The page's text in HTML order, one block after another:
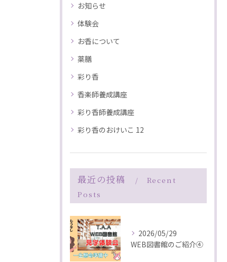
お知らせ
体験会
お香について
薬膳
彩り香
香楽師養成講座
彩り香師養成講座
彩り香のおけいこ 12
最近の投稿
Recent
Posts
2026/05/29
WEB図書館のご紹介④